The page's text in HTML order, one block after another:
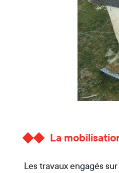
La
Les travaux engagés